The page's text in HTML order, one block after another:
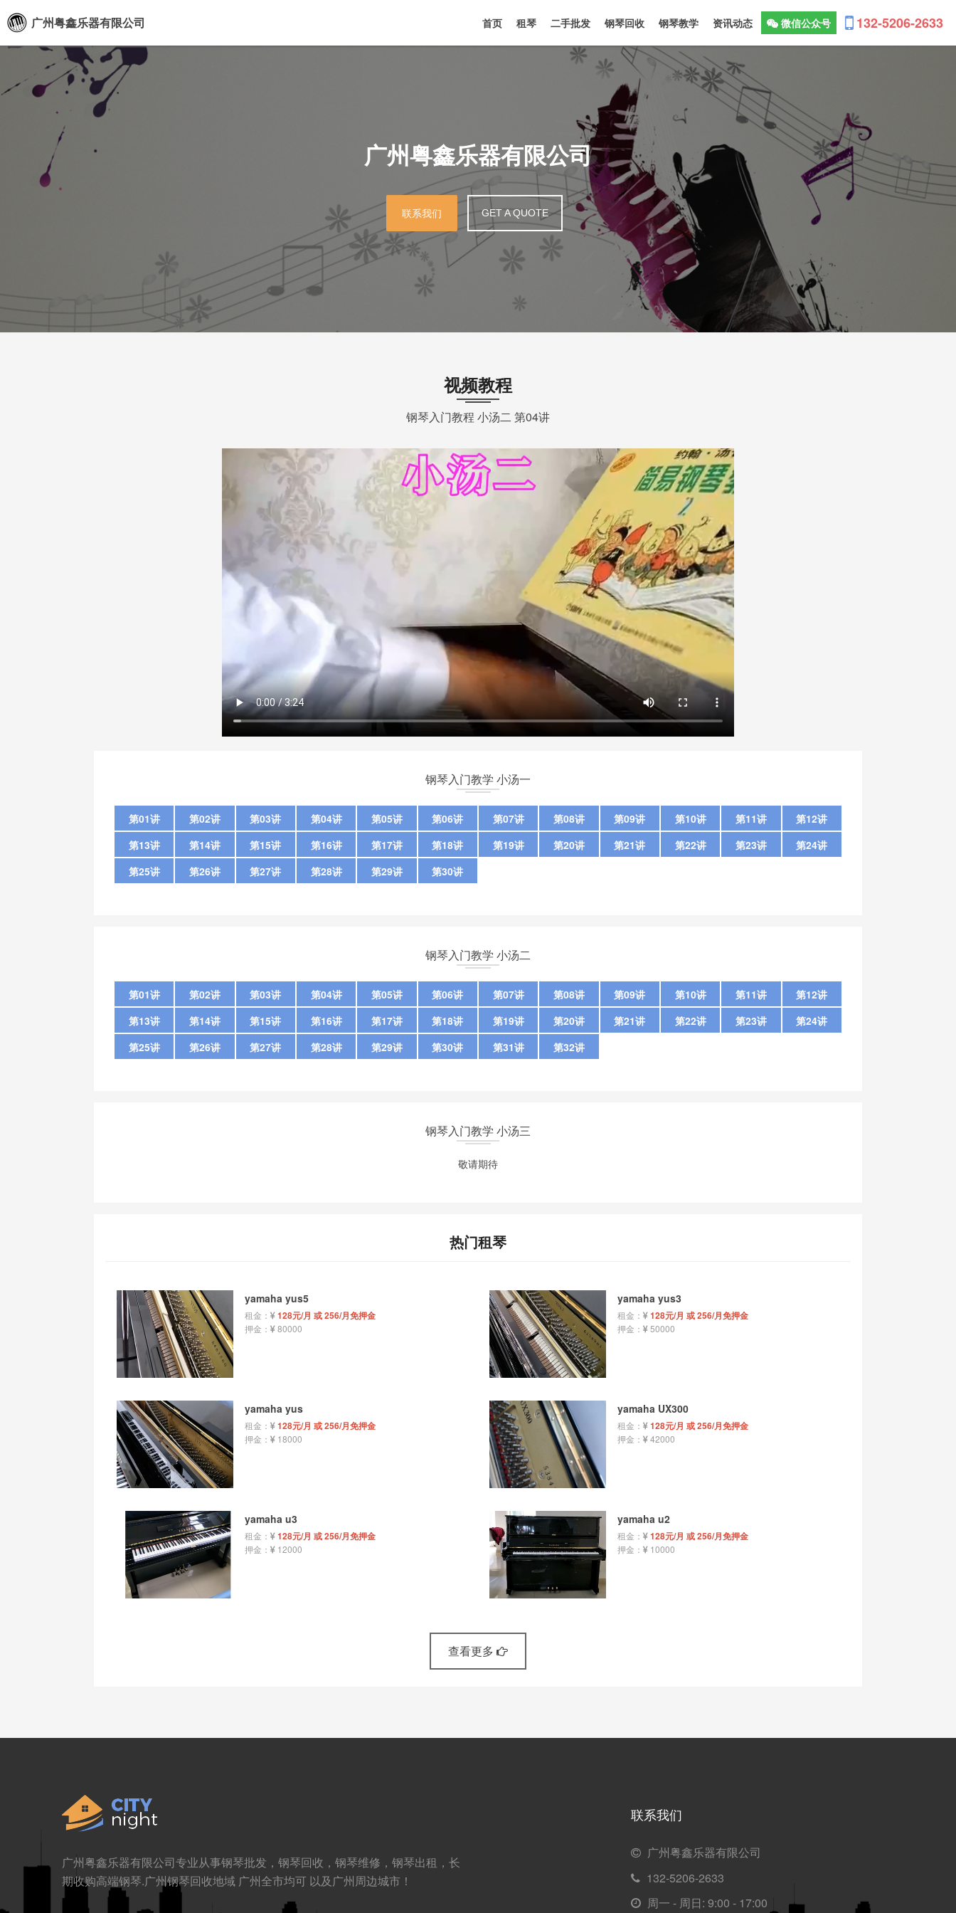
广州粤鑫乐器有限公司 首页 租琴 二手批发 钢琴回收 钢琴教学 资讯动态 微信公众号 132-5206-2633
广州粤鑫乐器有限公司
联系我们 GET A QUOTE
视频教程
钢琴入门教程 小汤二 第04讲
钢琴入门教学 小汤一
第01讲 第02讲 第03讲 第04讲 第05讲 第06讲 第07讲 第08讲 第09讲 第10讲 第11讲
第12讲
第13讲
第14讲 第15讲 第16讲 第17讲 第18讲 第19讲 第20讲 第21讲 第22讲 第23讲
第24讲
第25讲
第26讲 第27讲 第28讲 第29讲 第30讲
钢琴入门教学 小汤二
第01讲 第02讲 第03讲 第04讲 第05讲 第06讲 第07讲 第08讲 第09讲 第10讲 第11讲
第12讲
第13讲
第14讲 第15讲 第16讲 第17讲 第18讲 第19讲 第20讲 第21讲 第22讲 第23讲
第24讲
第25讲
第26讲 第27讲 第28讲 第29讲 第30讲 第31讲 第32讲
钢琴入门教学 小汤三
敬请期待
热门租琴
yamaha yus5
租金： 128元/月 或 256/月免押金
押金： 80000
yamaha yus3
租金： 128元/月 或 256/月免押金
押金： 50000
yamaha yus
租金： 128元/月 或 256/月免押金
押金： 18000
yamaha UX300
租金： 128元/月 或 256/月免押金
押金： 42000
yamaha u3
租金： 128元/月 或 256/月免押金
押金： 12000
yamaha u2
租金： 128元/月 或 256/月免押金
押金： 10000
查看更多
广州粤鑫乐器有限公司专业从事钢琴批发，钢琴回收，钢琴维修，钢琴出租，长
期收购高端钢琴.广州钢琴回收地域 广州全市均可 以及广州周边城市！
联系我们
广州粤鑫乐器有限公司
132-5206-2633
周一 - 周日: 9:00 - 17:00